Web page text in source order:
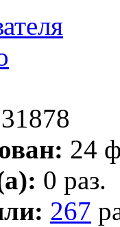
31878
24
0 раз.
267